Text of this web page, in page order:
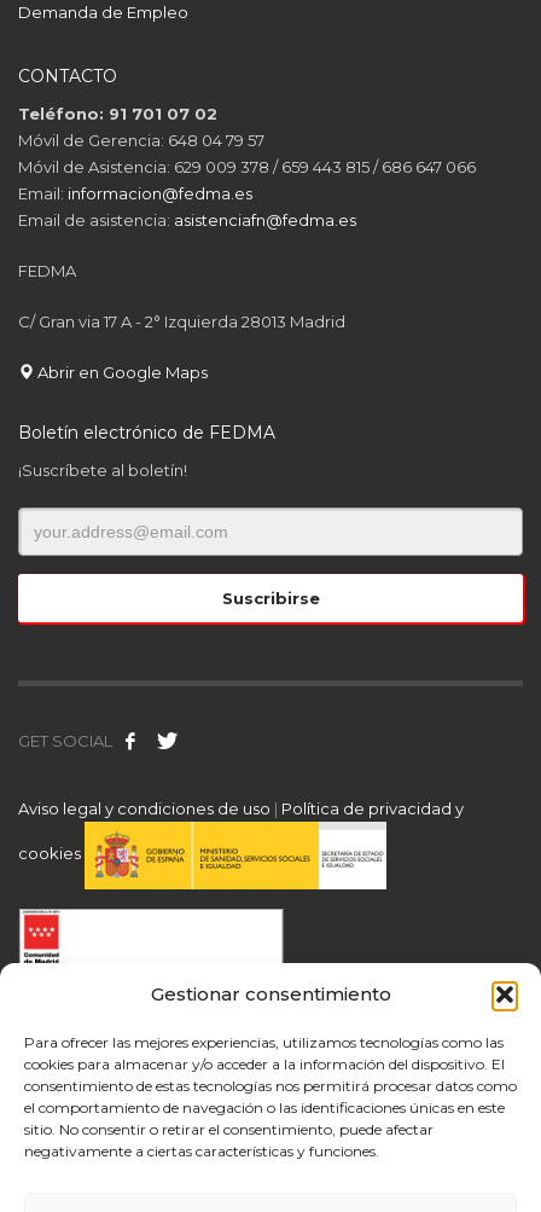
Gestionar consentimiento
Para ofrecer las mejores experiencias, utilizamos tecnologías como las
cookies para almacenar y/o acceder a la información del dispositivo. El
consentimiento de estas tecnologías nos permitirá procesar datos como
el comportamiento de navegación o las identificaciones únicas en este
sitio. No consentir o retirar el consentimiento, puede afectar
negativamente a ciertas características y funciones.
Demanda de Empleo
CONTACTO
Teléfono: 91 701 07 02
Móvil de Gerencia: 648 04 79 57
Móvil de Asistencia: 629 009 378 / 659 443 815 / 686 647 066
Email: informacion@fedma.es
Email de asistencia: asistenciafn@fedma.es
FEDMA
C/ Gran via 17 A - 2° Izquierda 28013 Madrid
Abrir en Google Maps
Boletín electrónico de FEDMA
¡Suscríbete al boletín!
GET SOCIAL
Aviso legal y condiciones de uso | Política de privacidad y
cookies